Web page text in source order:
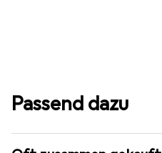
Passend dazu